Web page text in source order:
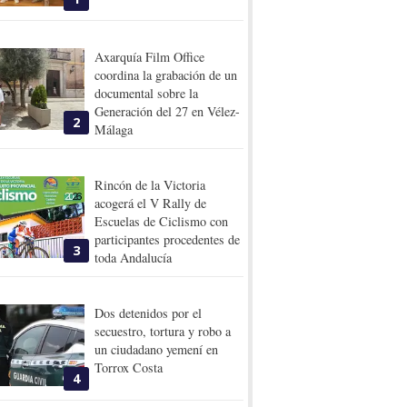
2
Axarquía Film Office
coordina la grabación de un
documental sobre la
Generación del 27 en Vélez-
Málaga
3
Rincón de la Victoria
acogerá el V Rally de
Escuelas de Ciclismo con
participantes procedentes de
toda Andalucía
4
Dos detenidos por el
secuestro, tortura y robo a
un ciudadano yemení en
Torrox Costa